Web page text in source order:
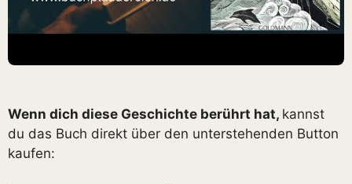
Wenn dich diese Geschichte berührt hat, kannst
du das Buch direkt über den unterstehenden Button
kaufen: